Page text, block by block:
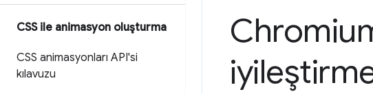
CSS ile animasyon oluşturma
CSS animasyonları API'si
kılavuzu